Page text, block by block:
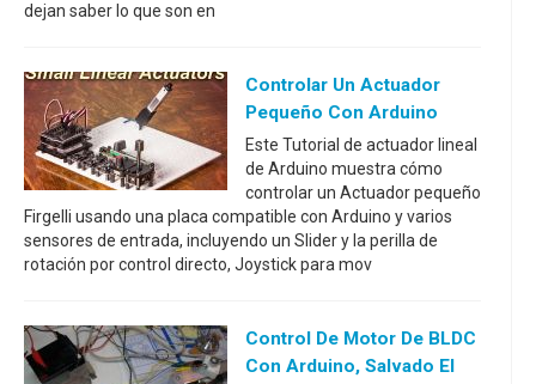
dejan saber lo que son en
Controlar Un Actuador
Pequeño Con Arduino
Este Tutorial de actuador lineal
de Arduino muestra cómo
controlar un Actuador pequeño
Firgelli usando una placa compatible con Arduino y varios
sensores de entrada, incluyendo un Slider y la perilla de
rotación por control directo, Joystick para mov
Control De Motor De BLDC
Con Arduino, Salvado El